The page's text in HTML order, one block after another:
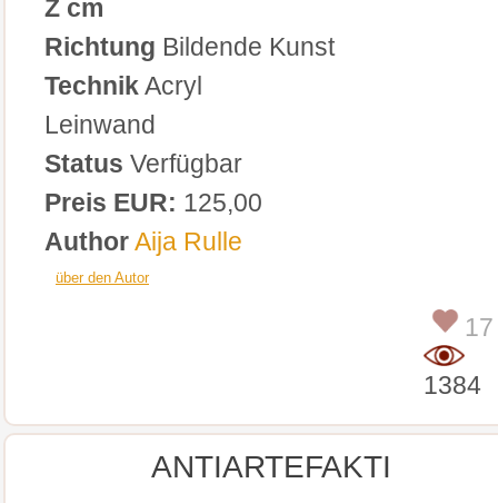
Z cm
Richtung Bildende Kunst
TechnikAcryl
Leinwand
Status Verfügbar
Preis EUR: 125,00
AuthorAija Rulle
über den Autor
17
1384
ANTIARTEFAKTI